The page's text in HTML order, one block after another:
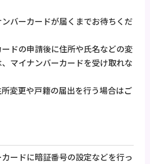
バーカードが届くまでお待ちくだ
ドの申請後に住所や氏名などの変
マイナンバーカードを受け取れな
変更や戸籍の届出を行う場合はご
ードに暗証番号の設定などを行っ